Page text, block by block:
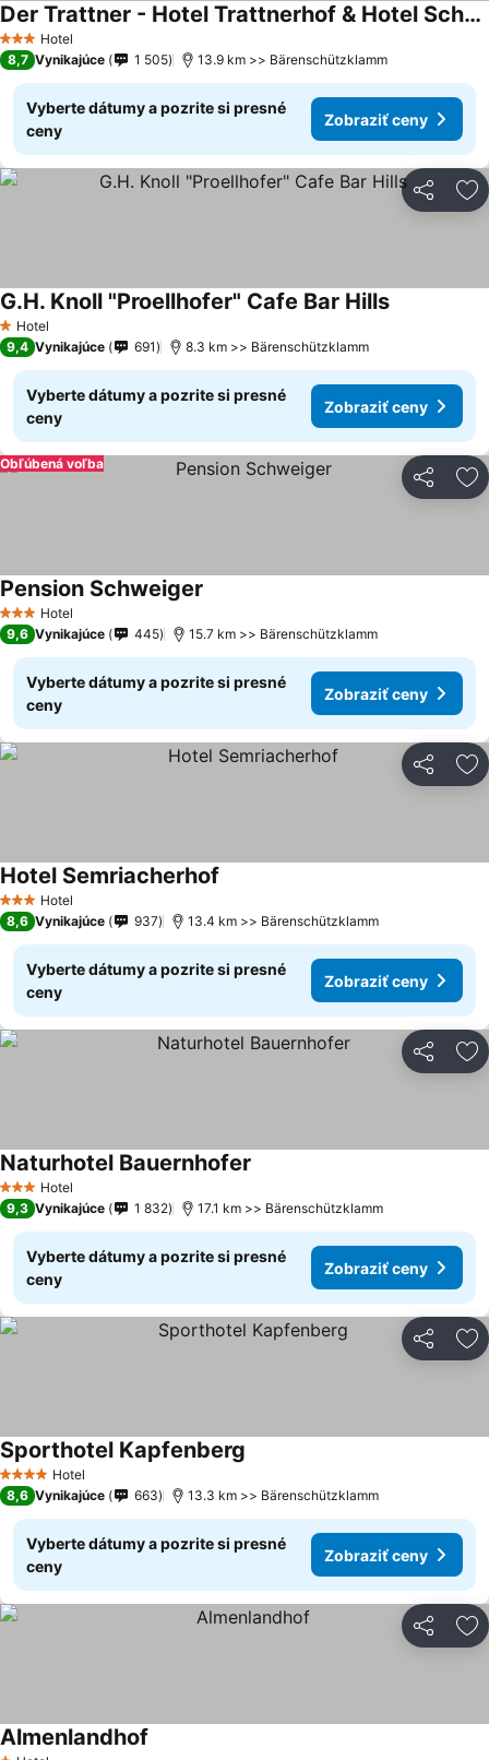
3 Počet hviezdičiek
Hotel
Der Trattner - Hotel Trattnerhof & Hotel Schöcklblick
Zobraziť ceny
8,7 Vynikajúce 1 505 13.9 km >> Bärenschützklamm
Vyberte dátumy a pozrite si presné
ceny
Zobraziť ceny
Zdieľať
1 Počet hviezdičiek
Hotel
G.H. Knoll "Proellhofer" Cafe Bar HillsZobraziť
9,4 Vynikajúce 691 8.3 km >> Bärenschützklamm
Vyberte dátumy a pozrite si presné
ceny
Zobraziť ceny
Zdieľať
Obľúbená voľba
3 Počet hviezdičiek
Hotel
Pension Schweiger
9,6 Vynikajúce 445 15.7 km >> Bärenschützklamm
Vyberte dátumy a pozrite si presné
ceny
Zobraziť ceny
Zdieľať
3 Počet hviezdičiek
Hotel
Hotel Semriacherhof
8,6 Vynikajúce 937 13.4 km >> Bärenschützklamm
Vyberte dátumy a pozrite si presné
ceny
Zobraziť ceny
Zdieľať
3 Počet hviezdičiek
Hotel
Naturhotel Bauernhofer
9,3 Vynikajúce 1 832 17.1 km >> Bärenschützklamm
Vyberte dátumy a pozrite si presné
ceny
Zobraziť ceny
Zdieľať
4 Počet hviezdičiek
Hotel
Sporthotel Kapfenberg
8,6 Vynikajúce 663 13.3 km >> Bärenschützklamm
Vyberte dátumy a pozrite si presné
ceny
Zobraziť ceny
Zdieľať
Almenlandhof